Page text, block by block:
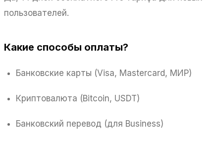
пользователей.
Какие способы оплаты?
Банковские карты (Visa, Mastercard, МИР)
Криптовалюта (Bitcoin, USDT)
Банковский перевод (для Business)